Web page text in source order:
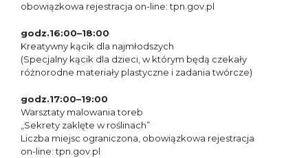
obowiązkowa rejestracja on-line: tpn.gov.pl
godz.16:00–18:00
Kreatywny kącik dla najmłodszych
(Specjalny kącik dla dzieci, w którym będą czekały
różnorodne materiały plastyczne i zadania twórcze)
godz.17:00–19:00
Warsztaty malowania toreb
„Sekrety zaklęte w roślinach”
Liczba miejsc ograniczona, obowiązkowa rejestracja
on-line: tpn.gov.pl